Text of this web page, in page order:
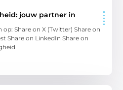
jouw partner in
Share on X (Twitter) Share on
Share on LinkedIn Share on